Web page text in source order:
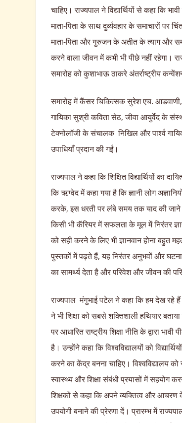
चाहिए। राज्यपाल ने विद्यार्थियों से कहा कि
माता-पिता के साथ दुर्व्यवहार के समाचारों
माता-पिता और गुरुजन के अतीत के त्याग और
करने वाला जीवन में कभी भी पीछे नहीं रहेगा।
समारोह को कुशाभाऊ ठाकरे अंतर्राष्ट्रीय
समारोह में कैंसर चिकित्सक सुरेश एच. आडवाणी,
गायिका सुश्री कविता सेठ, जीवा आयुर्वेद के
टेक्नोलॉजी के संचालक निखिल और पार्श्व
उपाधियाँ प्रदान की गईं।
राज्यपाल ने कहा कि शिक्षित विद्यार्थियों का
कि ऋग्वेद में कहा गया है कि ज्ञानी लोग
करके, इस धरती पर लंबे समय तक याद की जाने
किसी भी कॅरियर में सफलता के मूल में निरंतर
को सही करने के लिए भी ज्ञानवान होना बहुत
पुस्तकों में पढ़ते हैं, यह निरंतर अनुभवों और
का सामर्थ्य देता है और परिवेश और जीवन की
राज्यपाल मंगुभाई पटेल ने कहा कि हम देख रहे
ने भी शिक्षा को सबसे शक्तिशाली हथियार
पर आधारित राष्ट्रीय शिक्षा नीति के द्वारा
है। उन्होंने कहा कि विश्वविद्यालयों को
करने का केंद्र बनना चाहिए। विश्वविद्यालय
स्वास्थ्य और शिक्षा संबंधी प्रयासों में सहयोग
शिक्षकों से कहा कि अपने व्यक्तित्व और आचरण
उपयोगी बनाने की प्रेरणा दें। प्रारम्भ में